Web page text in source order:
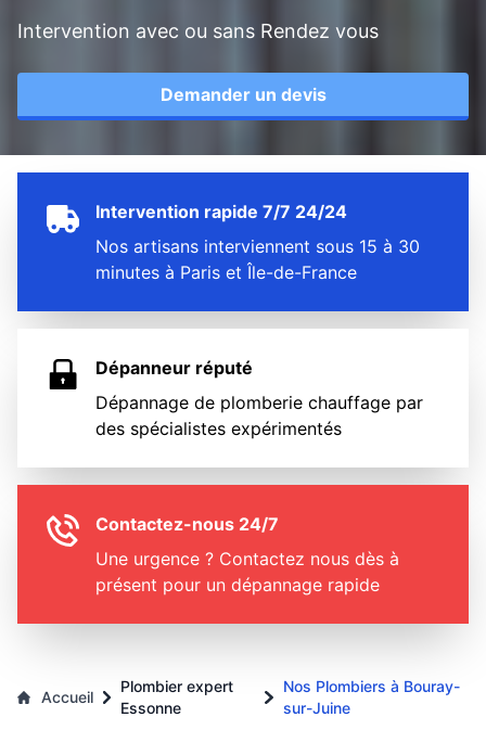
Intervention avec ou sans Rendez vous
Demander un devis
Intervention rapide 7/7 24/24
Nos artisans interviennent sous 15 à 30
minutes à Paris et Île-de-France
Dépanneur réputé
Dépannage de plomberie chauffage par
des spécialistes expérimentés
Contactez-nous 24/7
Une urgence ? Contactez nous dès à
présent pour un dépannage rapide
Accueil
Plombier expert
Essonne
Nos Plombiers à Bouray-
sur-Juine